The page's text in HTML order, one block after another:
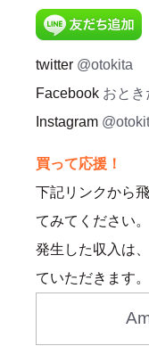
twitter @otokita
Facebook おとき
Instagram
買って応援！
下記リンクから
てみてください。
発生した収入は
ていただきます。